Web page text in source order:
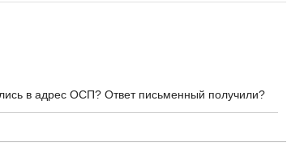
в адрес ОСП? Ответ письменный получили?